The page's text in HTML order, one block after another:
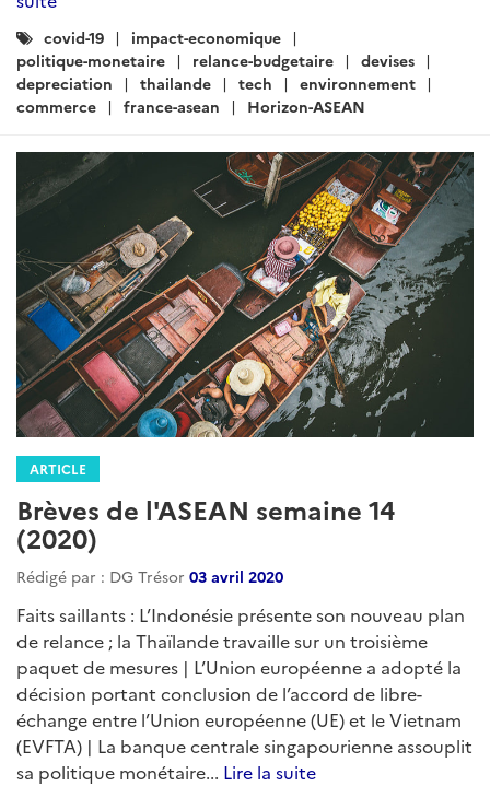
Catégories
:
covid-19
impact-economique
politique-monetaire
relance-budgetaire
devises
depreciation
thailande tech
environnement
commerce
france-asean Horizon-ASEAN
ARTICLE
Brèves de l'ASEAN semaine 14
(2020)
Rédigé par : DG Trésor 03 avril 2020
Faits saillants : L’Indonésie présente son nouveau plan
de relance ; la Thaïlande travaille sur un troisième
paquet de mesures | L’Union européenne a adopté la
décision portant conclusion de l’accord de libre-
échange entre l’Union européenne (UE) et le Vietnam
(EVFTA) | La banque centrale singapourienne assouplit
sa politique monétaire... Lire la suite